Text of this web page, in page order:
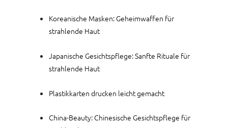
Koreanische Masken: Geheimwaffen für
strahlende Haut
Japanische Gesichtspflege: Sanfte Rituale für
strahlende Haut
Plastikkarten drucken leicht gemacht
China-Beauty: Chinesische Gesichtspflege für